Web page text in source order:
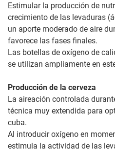
Estimular la producción de
crecimiento de las levaduras
un aporte moderado de aire
favorece las fases finales.
Las botellas de oxígeno de
se utilizan ampliamente en
Producción de la cerveza
La aireación controlada
técnica muy extendida para
cuba.
Al introducir oxígeno en
estimula la actividad de las